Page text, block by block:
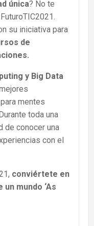
única? No te
su iniciativa para
de
y Big Data
mentes
toda una
de conocer una
con el
conviértete en
mundo ‘As